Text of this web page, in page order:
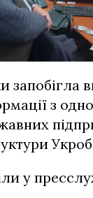
запобігла
з
у